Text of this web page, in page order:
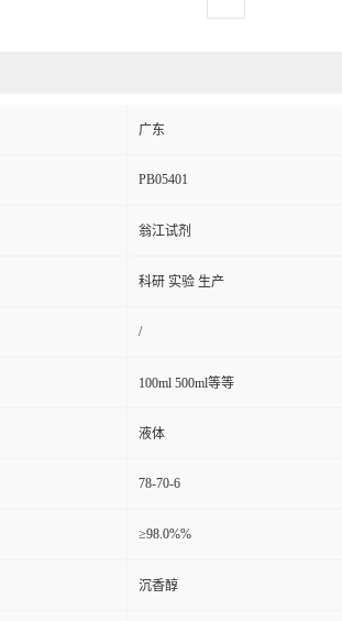
广东
PB05401
翁江试剂
科研 实验 生产
/
100ml 500ml等等
液体
78-70-6
≥98.0%%
沉香醇